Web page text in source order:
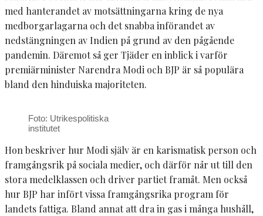
med hanterandet av motsättningarna kring de nya
medborgarlagarna och det snabba införandet av
nedstängningen av Indien på grund av den pågående
pandemin. Däremot så ger Tjäder en inblick i varför
premiärminister Narendra Modi och BJP är så populära
bland den hinduiska majoriteten.
Foto: Utrikespolitiska
institutet
Hon beskriver hur Modi själv är en karismatisk person och
framgångsrik på sociala medier, och därför når ut till den
stora medelklassen och driver partiet framåt. Men också
hur BJP har infört vissa framgångsrika program för
landets fattiga. Bland annat att dra in gas i många hushåll,